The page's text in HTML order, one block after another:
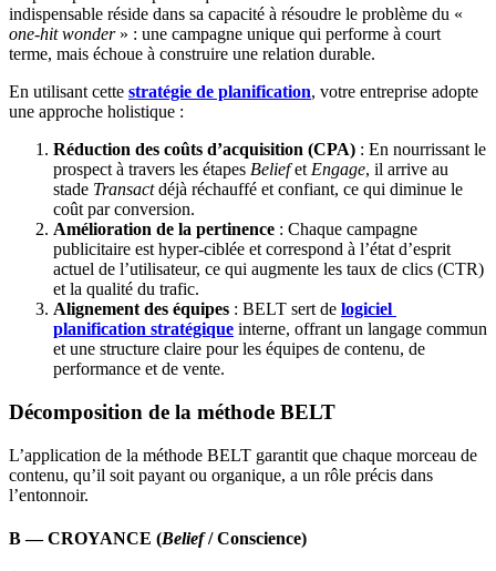
indispensable réside dans sa capacité à résoudre le problème du «
one-hit wonder» : une campagne unique qui performe à court
terme, mais échoue à construire une relation durable.
En utilisant cette stratégie de planification, votre entreprise adopte
une approche holistique :
Réduction des coûts d’acquisition (CPA) : En nourrissant le
prospect à travers les étapes BeliefetEngage, il arrive au
stade Transactdéjà réchauffé et confiant, ce qui diminue le
coût par conversion.
Amélioration de la pertinence : Chaque campagne
publicitaire est hyper-ciblée et correspond à l’état d’esprit
actuel de l’utilisateur, ce qui augmente les taux de clics (CTR)
et la qualité du trafic.
Alignement des équipes : BELT sert de logiciel
planification stratégique interne, offrant un langage commun
et une structure claire pour les équipes de contenu, de
performance et de vente.
Décomposition de la méthode BELT
L’application de la méthode BELT garantit que chaque morceau de
contenu, qu’il soit payant ou organique, a un rôle précis dans
l’entonnoir.
B — CROYANCE (Belief/ Conscience)